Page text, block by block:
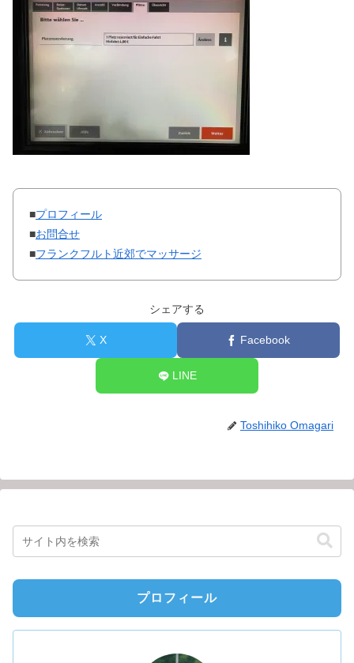
■プロフィール
■お問合せ
■フランクフルト近郊でマッサージ
シェアする
X Facebook
LINE
Toshihiko Omagari
プロフィール